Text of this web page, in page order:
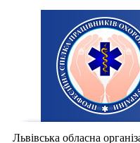
Львівська обласна